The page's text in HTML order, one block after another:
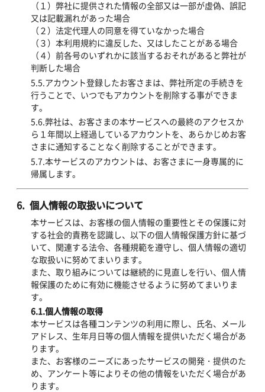
（１）弊社に提供された情報の全部又は一部が虚偽、誤記
又は記載漏れがあった場合
（２）法定代理人の同意を得ていなかった場合
（３）本利用規約に違反した、又はしたことがある場合
（４）前各号のいずれかに該当するおそれがあると弊社が
判断した場合
5.5.アカウント登録したお客さまは、弊社所定の手続きを
行うことで、いつでもアカウントを削除する事ができま
す。
5.6.弊社は、お客さまの本サービスへの最終のアクセスか
ら１年間以上経過しているアカウントを、あらかじめお客
さまに通知することなく削除することができます。
5.7.本サービスのアカウントは、お客さまに一身専属的に
帰属します。
6. 個人情報の取扱いについて
本サービスは、お客様の個人情報の重要性とその保護に対
する社会的責務を認識し、以下の個人情報保護方針に基づ
いて、関連する法令、各種規範を遵守し、個人情報の適切
な取扱いに努めてまいります。
また、取り組みについては継続的に見直しを行い、個人情
報保護のために有効に機能させるように努めてまいりま
す。
6.1.個人情報の取得
本サービスは各種コンテンツの利用に際し、氏名、メール
アドレス、生年月日等の個人情報を提供いただく場合があ
ります。
また、お客様のニーズにあったサービスの開発・提供のた
め、アンケート等によりその他の情報をいただく場合があ
ります。